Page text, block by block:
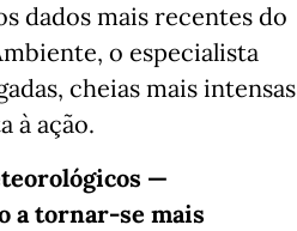
dados mais recentes do
o especialista
cheias mais intensas
à ação.
—
a tornar-se mais